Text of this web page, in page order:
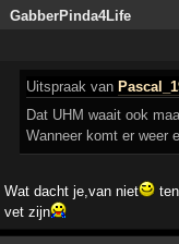
GabberPinda4Life
Uitspraak van
Dat UHM waait ook
Wanneer komt er weer
Wat dacht je,van niet
vet zijn